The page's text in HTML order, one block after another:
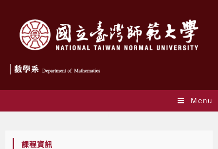
Menu
課程資訊